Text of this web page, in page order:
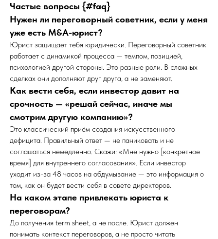
Частые вопросы {#faq}
Нужен ли переговорный советник, если у меня
уже есть M&A-юрист?
Юрист защищает тебя юридически. Переговорный советник
работает с динамикой процесса — темпом, позицией,
психологией другой стороны. Это разные роли. В сложных
сделках они дополняют друг друга, а не заменяют.
Как вести себя, если инвестор давит на
срочность — «решай сейчас, иначе мы
смотрим другую компанию»?
Это классический приём создания искусственного
дефицита. Правильный ответ — не паниковать и не
соглашаться немедленно. Скажи: «Мне нужно [конкретное
время] для внутреннего согласования». Если инвестор
уходит из-за 48 часов на обдумывание — это информация о
том, как он будет вести себя в совете директоров.
На каком этапе привлекать юриста к
переговорам?
До получения term sheet, а не после. Юрист должен
понимать контекст переговоров, а не просто читать